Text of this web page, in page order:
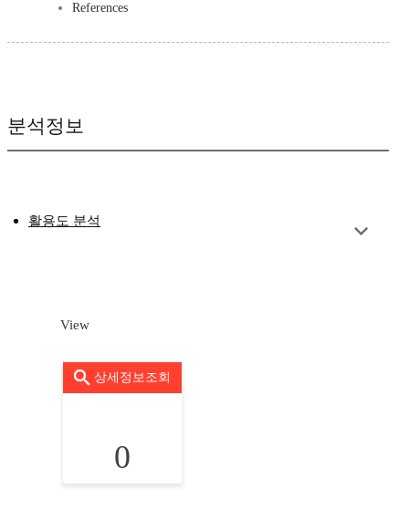
References
분석정보
활용도 분석
View
상세정보조회
0